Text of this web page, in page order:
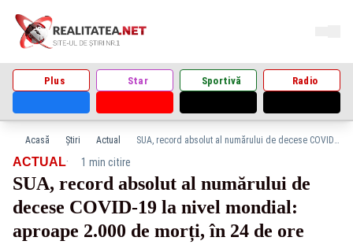
Plus Star Sportivă Radio
Acasă Știri Actual SUA, record absolut al numărului de decese COVID-19 la nivel mondial: aproape 2.000 de morți, în 24 de ore
ACTUAL· 1 min citire
SUA, record absolut al numărului de
decese COVID-19 la nivel mondial:
aproape 2.000 de morți, în 24 de ore